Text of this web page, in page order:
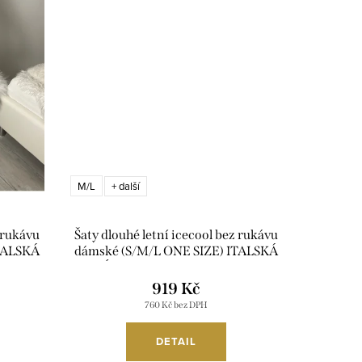
M/L + další
Šaty dlouhé letní icecool bez rukávu
dámské (S/M/L ONE SIZE) ITALSKÁ
760 Kč bez DPH
919 Kč
DETAIL